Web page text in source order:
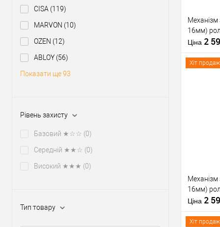
CISA (119)
MARVON (10)
OZEN (12)
ABLOY (56)
Показати ще 93
Рівень захисту
Базовий ★☆☆ (0)
Середній ★★☆ (0)
Високий ★★★ (0)
Тип товару
Механізм
16мм)
Ціна 2
У
Матеріал
Країна
Статус
Хіт
Механізм
16мм)
Ціна 2
Хіт